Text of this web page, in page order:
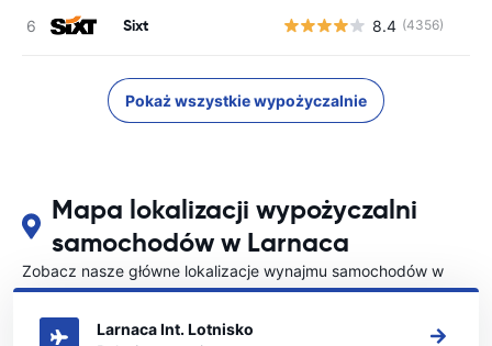
Sixt 8.4 (4356)
Pokaż wszystkie wypożyczalnie
Mapa lokalizacji wypożyczalni
samochodów w Larnaca
Zobacz nasze główne lokalizacje wynajmu samochodów w
Larnaca
Larnaca Int. Lotnisko